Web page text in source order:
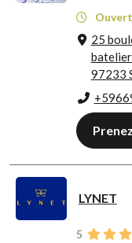
25
97233
LYNET
5